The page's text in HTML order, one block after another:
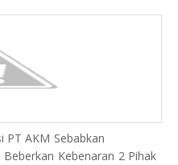
PT AKM Sebabkan
Kebenaran 2 Pihak